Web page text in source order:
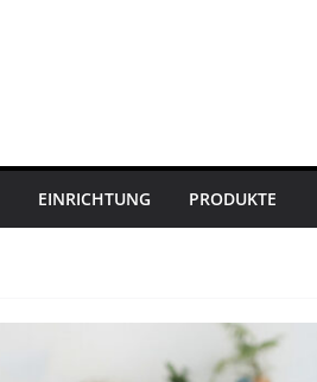
EINRICHTUNG PRODUKTE